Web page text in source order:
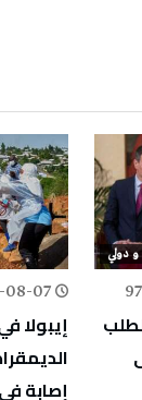
و دولي
97
08-07
إيبولا
إصابة